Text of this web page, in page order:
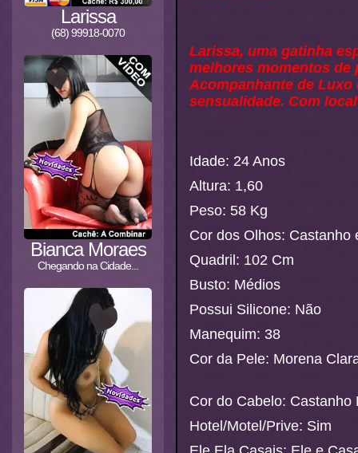
Larissa
(68) 99918-0070
Bianca Moraes
Chegando na Cidade...
Larissa, uma gatinha
melhores momentos de
Acompanhante de
sensualidade. Com
Idade: 24 Anos
Altura: 1,60
Peso: 58 Kg
Cor dos Olhos: Castanho
Quadril: 102 Cm
Busto: Médios
Possui Silicone: Não
Manequim: 38
Cor da Pele: Morena
Cor do Cabelo: Castanho
Hotel/Motel/Prive: Sim